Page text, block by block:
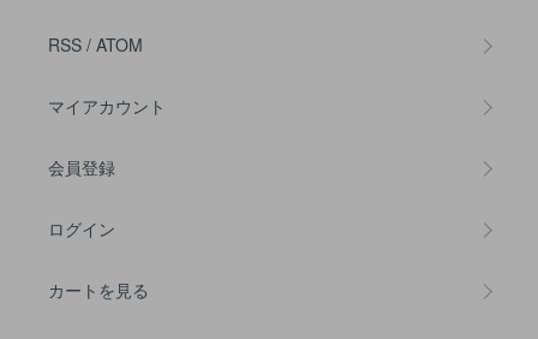
RSS / ATOM
マイアカウント
会員登録
ログイン
カートを見る